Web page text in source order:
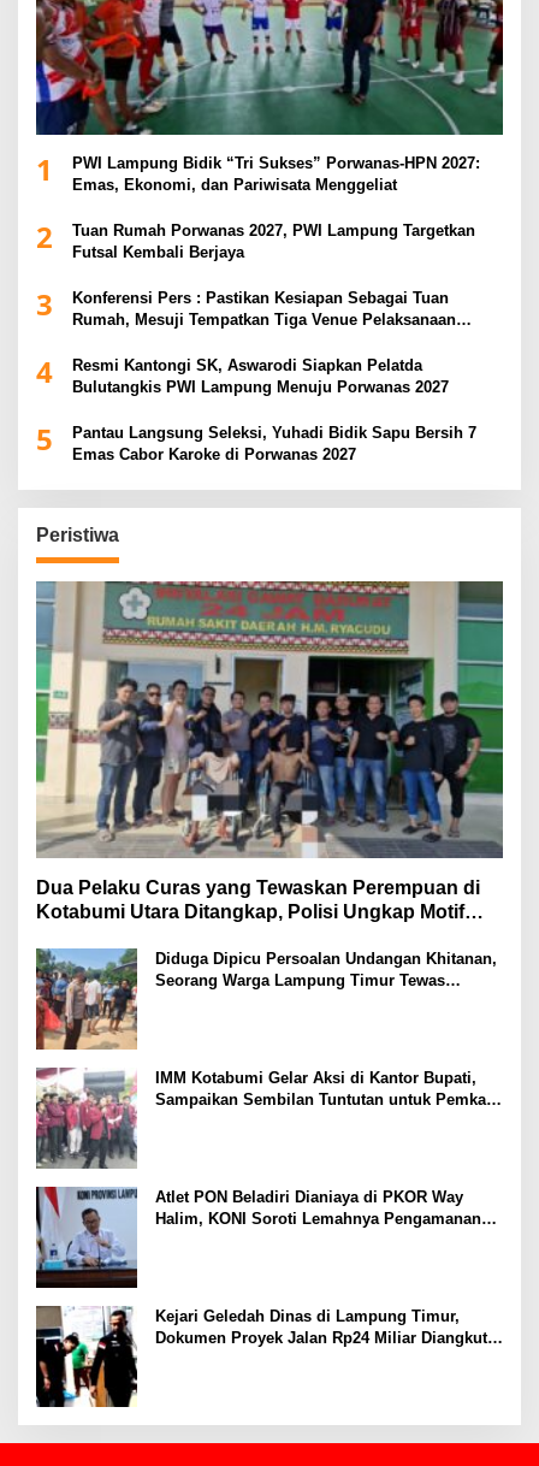
1
PWI Lampung Bidik “Tri Sukses” Porwanas-HPN 2027:
Emas, Ekonomi, dan Pariwisata Menggeliat
2
Tuan Rumah Porwanas 2027, PWI Lampung Targetkan
Futsal Kembali Berjaya
3
Konferensi Pers : Pastikan Kesiapan Sebagai Tuan
Rumah, Mesuji Tempatkan Tiga Venue Pelaksanaan
4
Resmi Kantongi SK, Aswarodi Siapkan Pelatda
Bulutangkis PWI Lampung Menuju Porwanas 2027
5
Pantau Langsung Seleksi, Yuhadi Bidik Sapu Bersih 7
Emas Cabor Karoke di Porwanas 2027
Peristiwa
Dua Pelaku Curas yang Tewaskan Perempuan di
Kotabumi Utara Ditangkap, Polisi Ungkap Motif
Diduga Dipicu Persoalan Undangan Khitanan,
Seorang Warga Lampung Timur Tewas
IMM Kotabumi Gelar Aksi di Kantor Bupati,
Sampaikan Sembilan Tuntutan untuk Pemkab
Atlet PON Beladiri Dianiaya di PKOR Way
Halim, KONI Soroti Lemahnya Pengamanan
Kejari Geledah Dinas di Lampung Timur,
Dokumen Proyek Jalan Rp24 Miliar Diangkut